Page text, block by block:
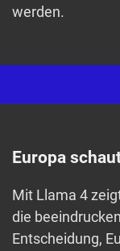
werden.
Europa
Mit Llama 4
die
Entscheidung,